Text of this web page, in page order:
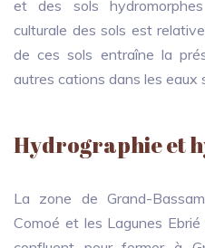
et des sols
culturale des sols est
de ces sols entraîne la
autres cations dans les eaux
Hydrographie et
La zone de Grand-
Comoé et les Lagunes Ebrié